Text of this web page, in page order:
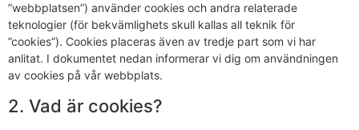
”webbplatsen”) använder cookies och andra relaterade
teknologier (för bekvämlighets skull kallas all teknik för
”cookies”). Cookies placeras även av tredje part som vi har
anlitat. I dokumentet nedan informerar vi dig om användningen
av cookies på vår webbplats.
2. Vad är cookies?